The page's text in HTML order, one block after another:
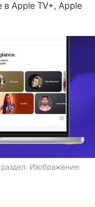
в Apple TV+, Apple
Изображение: